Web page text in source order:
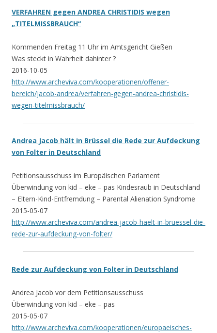
VERFAHREN gegen ANDREA CHRISTIDIS wegen
„TITELMISSBRAUCH“
Kommenden Freitag 11 Uhr im Amtsgericht Gießen
Was steckt in Wahrheit dahinter ?
2016-10-05
http://www.archeviva.com/kooperationen/offener-
bereich/jacob-andrea/verfahren-gegen-andrea-christidis-
wegen-titelmissbrauch/
Andrea Jacob hält in Brüssel die Rede zur Aufdeckung
von Folter in Deutschland
Petitionsausschuss im Europäischen Parlament
Überwindung von kid – eke – pas Kindesraub in Deutschland
– Eltern-Kind-Entfremdung – Parental Alienation Syndrome
2015-05-07
http://www.archeviva.com/andrea-jacob-haelt-in-bruessel-die-
rede-zur-aufdeckung-von-folter/
Rede zur Aufdeckung von Folter in Deutschland
Andrea Jacob vor dem Petitionsausschuss
Überwindung von kid – eke – pas
2015-05-07
http://www.archeviva.com/kooperationen/europaeisches-